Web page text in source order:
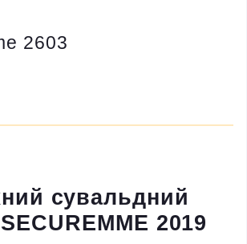
сувальдний
2019